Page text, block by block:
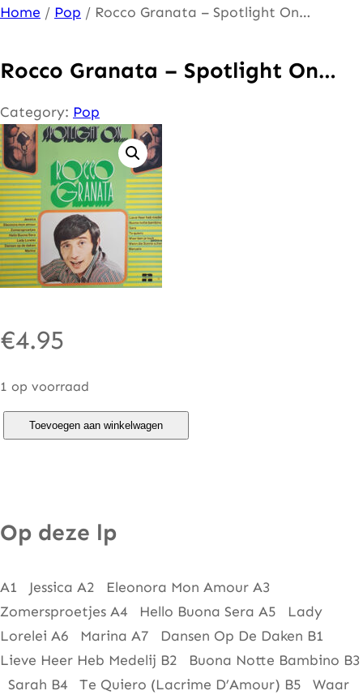
Ga
de
inhoud
Home / Pop / Rocco Granata – Spotlight On…
Rocco Granata – Spotlight On…
Category: Pop
€4.95
1 op voorraad
G
a
n
a
t
Toevoegen aan winkelwagen
Op deze lp
A1 Jessica A2 Eleonora Mon Amour A3
Zomersproetjes A4 Hello Buona Sera A5 Lady
Lorelei A6 Marina A7 Dansen Op De Daken B1
Lieve Heer Heb Medelij B2 Buona Notte Bambino B3
Sarah B4 Te Quiero (Lacrime D’Amour) B5 Waar